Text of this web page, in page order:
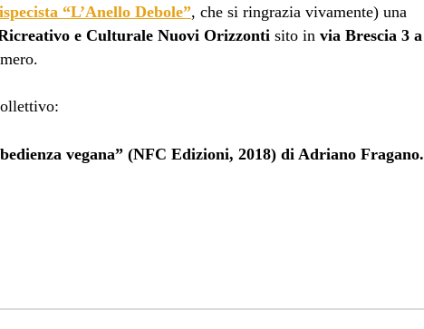
“L’Anello Debole”, che si ringrazia vivamente) una
e Culturale Nuovi Orizzonti sito in via Brescia 3 a
vegana” (NFC Edizioni, 2018) di Adriano Fragano.